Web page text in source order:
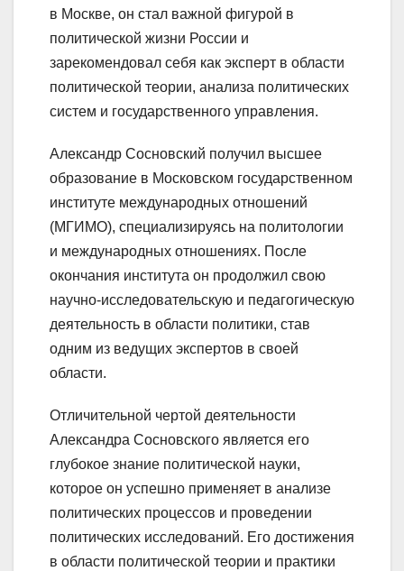
в Москве, он стал важной фигурой в
политической жизни России и
зарекомендовал себя как эксперт в области
политической теории, анализа политических
систем и государственного управления.
Александр Сосновский получил высшее
образование в Московском государственном
институте международных отношений
(МГИМО), специализируясь на политологии
и международных отношениях. После
окончания института он продолжил свою
научно-исследовательскую и педагогическую
деятельность в области политики, став
одним из ведущих экспертов в своей
области.
Отличительной чертой деятельности
Александра Сосновского является его
глубокое знание политической науки,
которое он успешно применяет в анализе
политических процессов и проведении
политических исследований. Его достижения
в области политической теории и практики